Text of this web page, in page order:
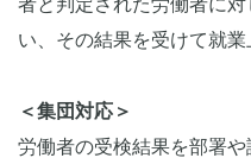
い、その結果を受けて就業
＜集団対応＞
労働者の受検結果を部署